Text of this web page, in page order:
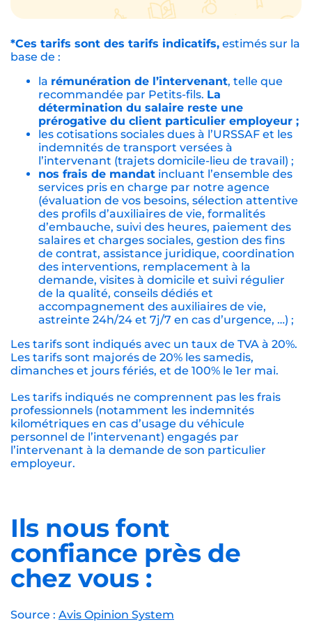
*Ces tarifs sont des tarifs indicatifs, estimés sur la
base de :
la rémunération de l’intervenant, telle que
recommandée par Petits-fils. La
détermination du salaire reste une
prérogative du client particulier employeur ;
les cotisations sociales dues à l’URSSAF et les
indemnités de transport versées à
l’intervenant (trajets domicile-lieu de travail) ;
nos frais de mandat incluant l’ensemble des
services pris en charge par notre agence
(évaluation de vos besoins, sélection attentive
des profils d’auxiliaires de vie, formalités
d’embauche, suivi des heures, paiement des
salaires et charges sociales, gestion des fins
de contrat, assistance juridique, coordination
des interventions, remplacement à la
demande, visites à domicile et suivi régulier
de la qualité, conseils dédiés et
accompagnement des auxiliaires de vie,
astreinte 24h/24 et 7j/7 en cas d’urgence, …) ;
Les tarifs sont indiqués avec un taux de TVA à 20%.
Les tarifs sont majorés de 20% les samedis,
dimanches et jours fériés, et de 100% le 1er mai.
Les tarifs indiqués ne comprennent pas les frais
professionnels (notamment les indemnités
kilométriques en cas d’usage du véhicule
personnel de l’intervenant) engagés par
l’intervenant à la demande de son particulier
employeur.
Ils nous font
confiance près de
chez vous :
Source : Avis Opinion System